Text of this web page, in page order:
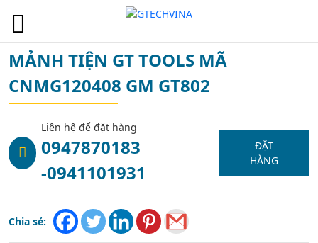
MẢNH TIỆN GT TOOLS MÃ
CNMG120408 GM GT802
Liên hệ để đặt hàng
0947870183
-0941101931
ĐẶT
HÀNG
Chia sẻ: